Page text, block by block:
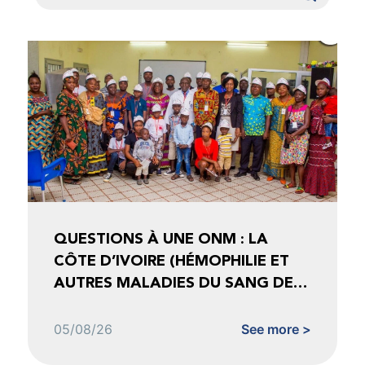
QUESTIONS À UNE ONM : LA
CÔTE D’IVOIRE (HÉMOPHILIE ET
AUTRES MALADIES DU SANG DE
05/08/26 See more >